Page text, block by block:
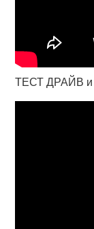
ТЕСТ ДРАЙВ и